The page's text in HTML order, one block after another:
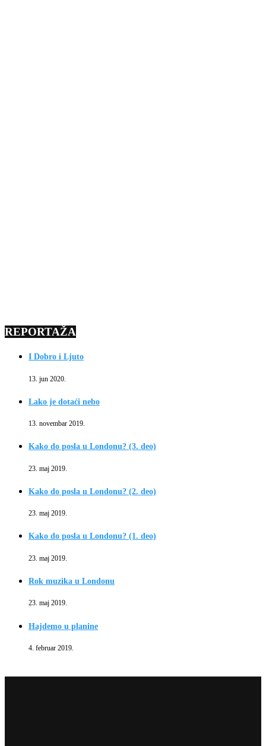
REPORTAŽA
I Dobro i Ljuto
13. jun 2020.
Lako je dotaći nebo
13. novembar 2019.
Kako do posla u Londonu? (3. deo)
23. maj 2019.
Kako do posla u Londonu? (2. deo)
23. maj 2019.
Kako do posla u Londonu? (1. deo)
23. maj 2019.
Rok muzika u Londonu
23. maj 2019.
Hajdemo u planine
4. februar 2019.